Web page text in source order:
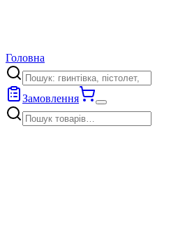
Головна
Замовлення